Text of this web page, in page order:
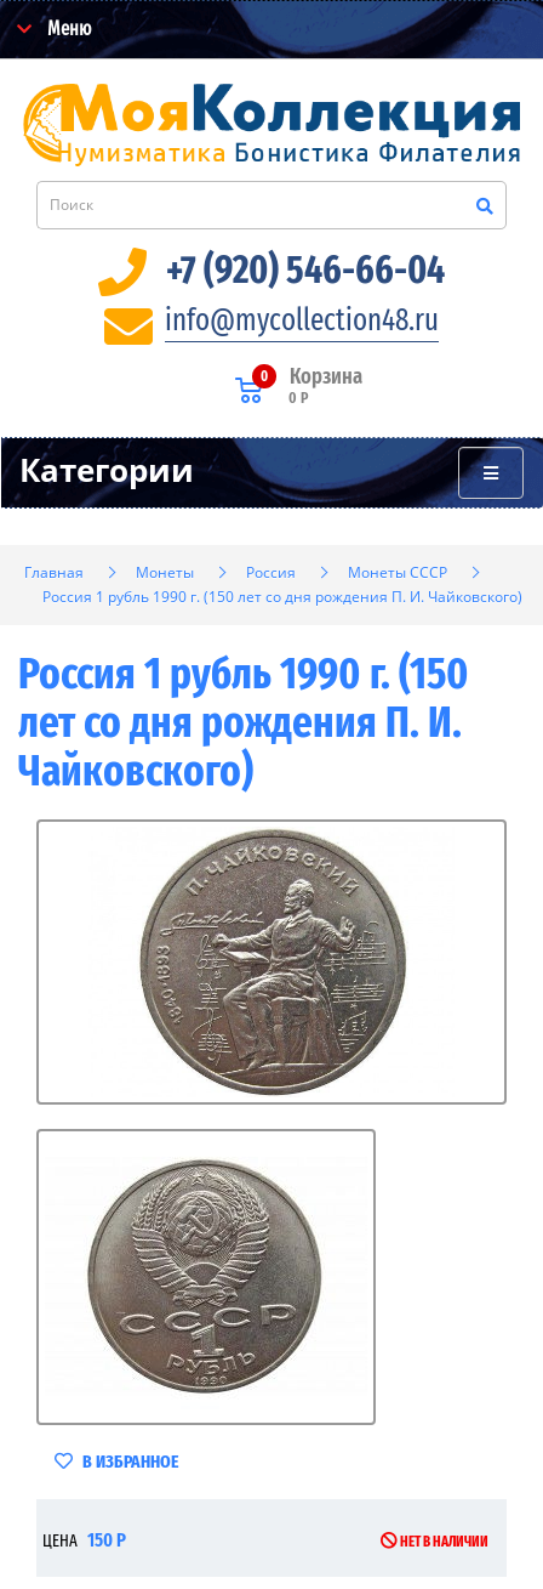
Меню
+7 (920) 546-66-04
info@mycollection48.ru
Корзина
0
0 Р
Категории
Главная Монеты Россия
Монеты СССР
Россия 1 рубль 1990 г. (150 лет со дня рождения П. И. Чайковского)
Россия 1 рубль 1990 г. (150
лет со дня рождения П. И.
Чайковского)
В ИЗБРАННОЕ
ЦЕНА 150 Р НЕТ В НАЛИЧИИ